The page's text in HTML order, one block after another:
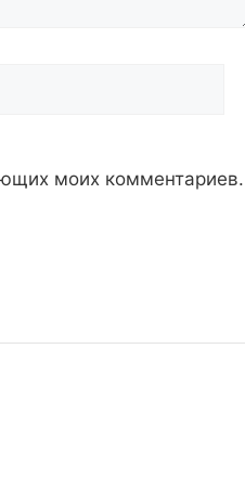
моих комментариев.